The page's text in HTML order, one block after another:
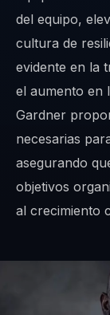
del equipo,
cultura de
evidente en la
el aumento en
Gardner
necesarias
asegurando
objetivos
al crecimiento